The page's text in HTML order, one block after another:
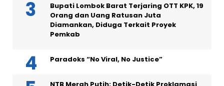
Bupati Lombok Barat Terjaring OTT KPK, 19
Orang dan Uang Ratusan Juta
Diamankan, Diduga Terkait Proyek
Pemkab
Paradoks “No Viral, No Justice”